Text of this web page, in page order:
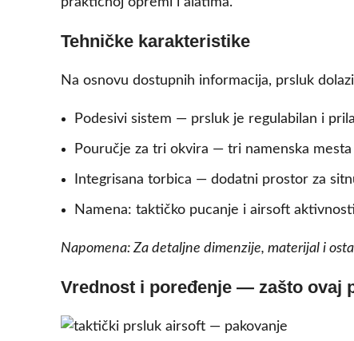
Tehničke karakteristike
Na osnovu dostupnih informacija, prsluk
Podesivi sistem — prsluk je regulabilan i
Pouručje za tri okvira — tri namenska
Integrisana torbica — dodatni prostor za
Namena: taktičko pucanje i airsoft aktivnosti
Napomena: Za detaljne dimenzije, materijal i
Vrednost i poređenje — zašto ovaj